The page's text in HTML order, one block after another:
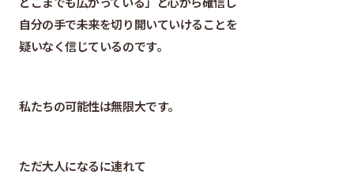
自分の手で未来を切り開いていけることを
疑いなく信じているのです。
私たちの可能性は無限大です。
ただ大人になるに連れて